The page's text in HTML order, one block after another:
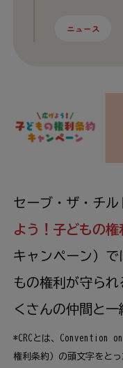
ニュース
セーブ・ザ・チル
よう！ 子どもの権
キャンペーン）で
もの権利 が守られ
くさんの仲間 と 一
*CRCとは、
権利条約 ）の頭文字をとっ